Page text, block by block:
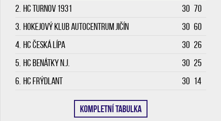
2. HC Turnov 1931 30 70
3. Hokejový klub Autocentrum Jičín 30 60
4. HC Česká Lípa 30 26
5. HC Benátky n.J. 30 25
6. HC Frýdlant 30 14
KOMPLETNÍ TABULKA